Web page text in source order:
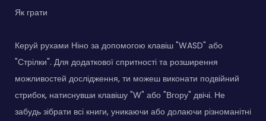
Як грати
Керуй рухами Ніно за допомогою клавіш "WASD" або
"Стрілки". Для додаткової спритності та розширення
можливостей дослідження, ти можеш виконати подвійний
стрибок, натиснувши клавішу "W" або "Вгору" двічі. Не
забудь зібрати всі книги, уникаючи або долаючи різноманітні